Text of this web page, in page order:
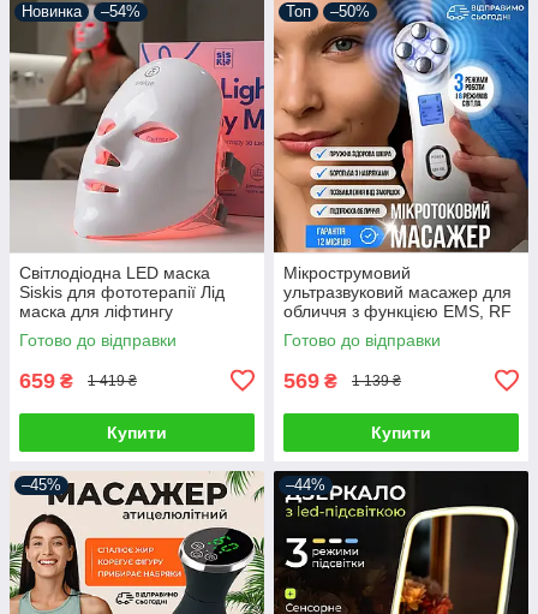
Новинка –54%
Світлодіодна LED маска
Siskis для фототерапії Лід
маска для ліфтингу
омолодження та відновлення
Готово до відправки
659 ₴ 1 419 ₴
Купити
Топ –50%
Мікрострумовий
ультразвуковий масажер для
обличчя з функцією EMS, RF
та світлотерапії LED із
мікрострумами, скрабер
Готово до відправки
569 ₴ 1 139 ₴
Купити
–45% –44%